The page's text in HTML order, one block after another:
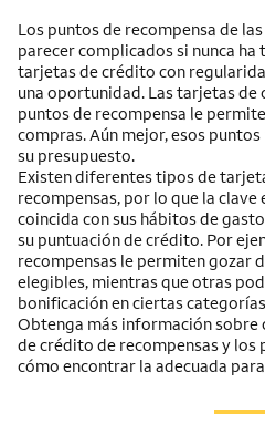
Los puntos de recompensa de
parecer complicados si nunca
tarjetas de crédito con
una oportunidad. Las tarjetas
puntos de recompensa le
compras. Aún mejor, esos
su presupuesto.
Existen diferentes tipos de
recompensas, por lo que la clave
coincida con sus hábitos de
su puntuación de crédito. Por
recompensas le permiten gozar
elegibles, mientras que otras
bonificación en ciertas
Obtenga más información
de crédito de recompensas y los
cómo encontrar la adecuada